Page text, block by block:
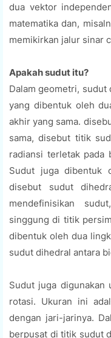
dua vektor
matematika dan,
memikirkan jalur sinar
Apakah sudut itu?
Dalam geometri, sudut
yang dibentuk oleh
akhir yang sama.
sama, disebut titik
radiansi terletak pada
Sudut juga dibentuk
disebut sudut
mendefinisikan
singgung di titik
dibentuk oleh dua
sudut dihedral antara
Sudut juga digunakan
rotasi. Ukuran ini
dengan jari-jarinya.
berpusat di titik sudut